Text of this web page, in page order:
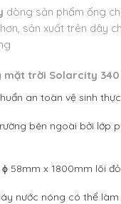
dòng sản phẩm ống
sản xuất trên dây
mặt trời Solarcity 340
an toàn vệ sinh
bên ngoài bởi lớp
x 1800mm lõi
nước nóng có thể